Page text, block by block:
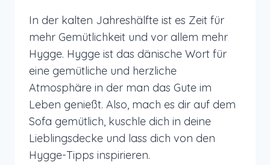
In der kalten Jahreshälfte ist es Zeit für
mehr Gemütlichkeit und vor allem mehr
Hygge. Hygge ist das dänische Wort für
eine gemütliche und herzliche
Atmosphäre in der man das Gute im
Leben genießt. Also, mach es dir auf dem
Sofa gemütlich, kuschle dich in deine
Lieblingsdecke und lass dich von den
Hygge-Tipps inspirieren.